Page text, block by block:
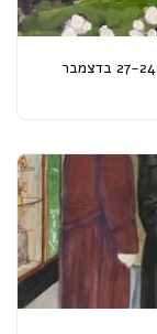
תערוכת מכירה שנתית | גלריה "לחם ושושנים" | 27-24 בדצמבר